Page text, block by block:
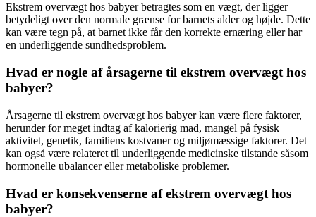
Ekstrem overvægt hos babyer betragtes som en vægt, der ligger
betydeligt over den normale grænse for barnets alder og højde. Dette
kan være tegn på, at barnet ikke får den korrekte ernæring eller har
en underliggende sundhedsproblem.
Hvad er nogle af årsagerne til ekstrem overvægt hos
babyer?
Årsagerne til ekstrem overvægt hos babyer kan være flere faktorer,
herunder for meget indtag af kalorierig mad, mangel på fysisk
aktivitet, genetik, familiens kostvaner og miljømæssige faktorer. Det
kan også være relateret til underliggende medicinske tilstande såsom
hormonelle ubalancer eller metaboliske problemer.
Hvad er konsekvenserne af ekstrem overvægt hos
babyer?